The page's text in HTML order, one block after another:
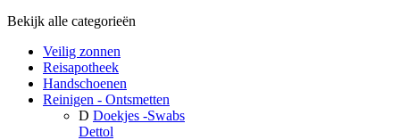
Bekijk alle categorieën
Veilig zonnen
Reisapotheek
Handschoenen
Reinigen - Ontsmetten
D Doekjes -Swabs
Dettol